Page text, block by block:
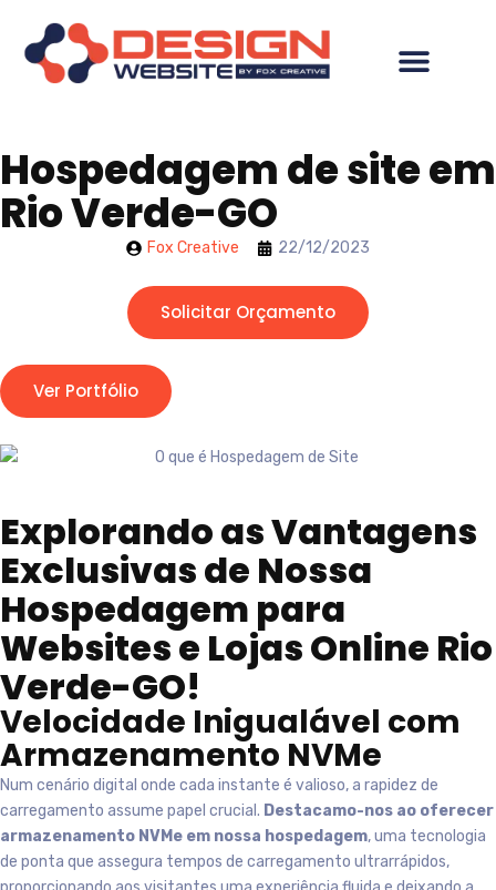
Hospedagem de site em
Rio Verde-GO
Fox Creative 22/12/2023
Solicitar Orçamento
Ver Portfólio
Explorando as Vantagens
Exclusivas de Nossa
Hospedagem para
Websites e Lojas Online Rio
Verde-GO!
Velocidade Inigualável com
Armazenamento NVMe
Num cenário digital onde cada instante é valioso, a rapidez de
carregamento assume papel crucial. Destacamo-nos ao oferecer
armazenamento NVMe em nossa hospedagem, uma tecnologia
de ponta que assegura tempos de carregamento ultrarrápidos,